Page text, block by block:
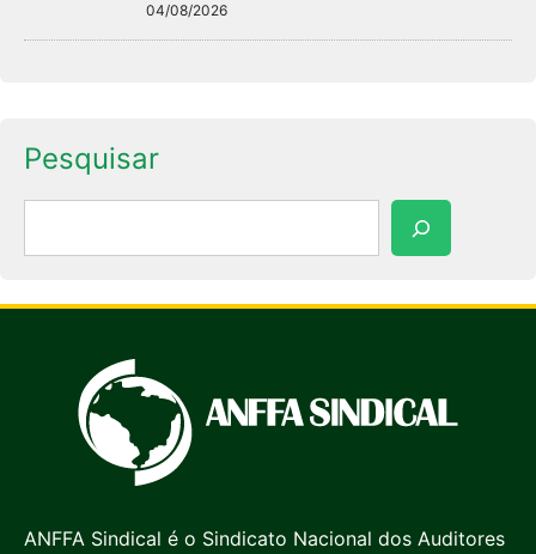
04/08/2026
Pesquisar
ANFFA Sindical é o Sindicato Nacional dos Auditores